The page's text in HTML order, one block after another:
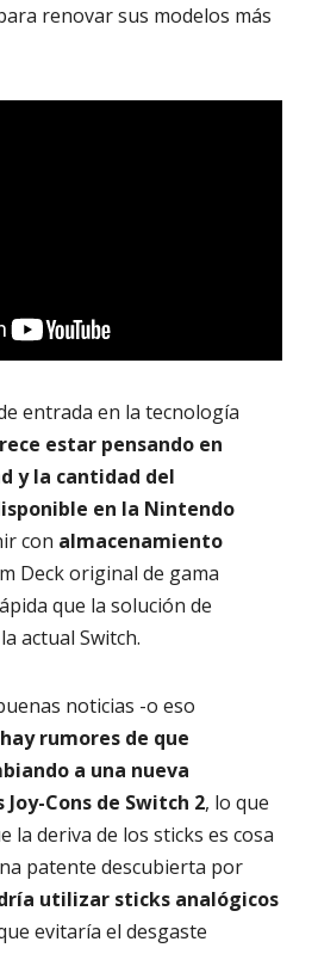
renovar sus modelos más
entrada en la tecnología
estar pensando en
y la cantidad del
en la Nintendo
con almacenamiento
Deck original de gama
que la solución de
actual Switch.
noticias -o eso
hay rumores de que
a una nueva
Cons de Switch 2, lo que
la deriva de los sticks es cosa
patente descubierta por
utilizar sticks analógicos
evitaría el desgaste